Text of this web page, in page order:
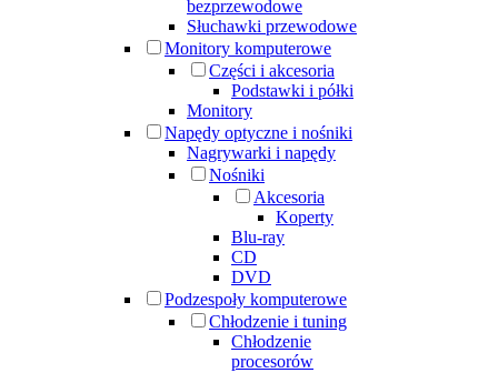
bezprzewodowe
Słuchawki przewodowe
Monitory komputerowe
Części i akcesoria
Podstawki i półki
Monitory
Napędy optyczne i nośniki
Nagrywarki i napędy
Nośniki
Akcesoria
Koperty
Blu-ray
CD
DVD
Podzespoły komputerowe
Chłodzenie i tuning
Chłodzenie
procesorów